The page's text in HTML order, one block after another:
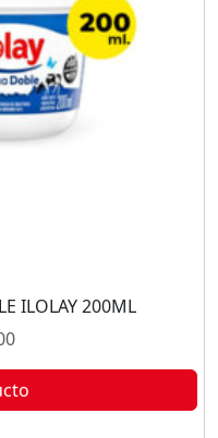
ILOLAY 200ML